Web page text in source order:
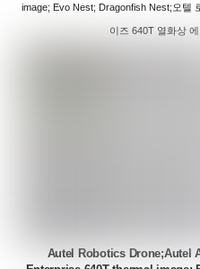
image; Evo Nest; Dragonfish Nest;오텔
이즈 640T 열화상
Autel Robotics Drone;Autel